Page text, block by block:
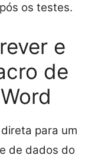
os testes.
e
de
para um
de dados do